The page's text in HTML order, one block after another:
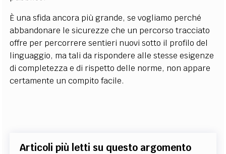
È una sfida ancora più grande, se vogliamo perché
abbandonare le sicurezze che un percorso tracciato
offre per percorrere sentieri nuovi sotto il profilo del
linguaggio, ma tali da rispondere alle stesse esigenze
di completezza e di rispetto delle norme, non appare
certamente un compito facile.
Articoli più letti su questo argomento